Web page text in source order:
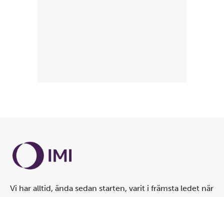
Vi har alltid, ända sedan starten, varit i främsta ledet när